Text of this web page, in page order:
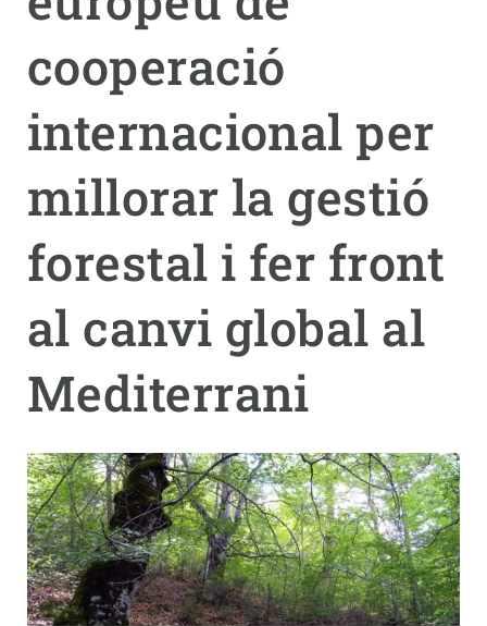
cooperació
internacional per
millorar la gestió
forestal i fer front
al canvi global al
Mediterrani
PARTICIPA
NOTÍCIES I AGENDA